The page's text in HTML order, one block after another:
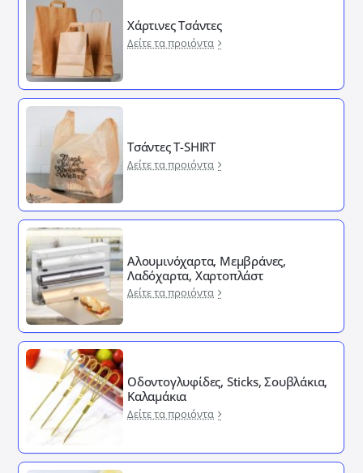
Χάρτινες Τσάντες
Δείτε τα προιόντα
Τσάντες T-SHIRT
Δείτε τα προιόντα
Αλουμινόχαρτα, Μεμβράνες,
Λαδόχαρτα, Χαρτοπλάστ
Δείτε τα προιόντα
Οδοντογλυφίδες, Sticks, Σουβλάκια,
Καλαμάκια
Δείτε τα προιόντα